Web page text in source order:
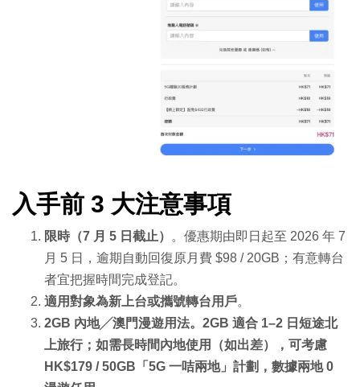
入手前 3 大注意事項
限時（7 月 5 日截止） 。優惠期由即日起至 2026 年 7
月 5 日，逾期自動回復原月費 $98 / 20GB；有意轉台
者宜把握時間完成登記。
適用對象為新上台或攜號轉台用戶。
2GB 內地╱澳門漫遊用法。2GB 適合 1–2 日短途北
上旅行；如需長時間內地使用（如出差），可考慮
HK$179 / 50GB「5G 一咭兩地」計劃，數據兩地 0